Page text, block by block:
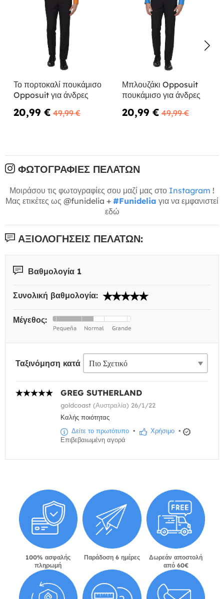
Το πορτοκαλί πουκάμισο
Opposuit για άνδρες
20,99 € 49,99 €
Μπλουζάκι Opposuit
πουκάμισο για άνδρες
20,99 € 49,99 €
ΦΩΤΟΓΡΑΦΊΕΣ ΠΕΛΑΤΏΝ
Μοιράσου τις φωτογραφίες σου μαζί μας στο Instagram !
Μας ετικέτες ως @funidelia + #Funidelia για να εμφανιστεί
εδώ
ΑΞΙΟΛΟΓΉΣΕΙΣ ΠΕΛΑΤΏΝ:
Βαθμολογία 1
Συνολική βαθμολογία:
Μέγεθος:
Ταξινόμηση κατά
GREG SUTHERLAND
goldcoast (Αυστραλία) 26/1/22
Καλής ποιότητας
Δείτε το πρωτότυπο • Χρήσιμο •
Επιβεβαιωμένη αγορά
100% ασφαλής
πληρωμή
Παράδοση 6 ημέρες
Δωρεάν αποστολή
από 60€